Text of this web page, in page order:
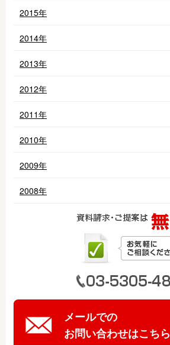
2015年
2014年
2013年
2012年
2011年
2010年
2009年
2008年
メールでの
お問い合わせはこちら